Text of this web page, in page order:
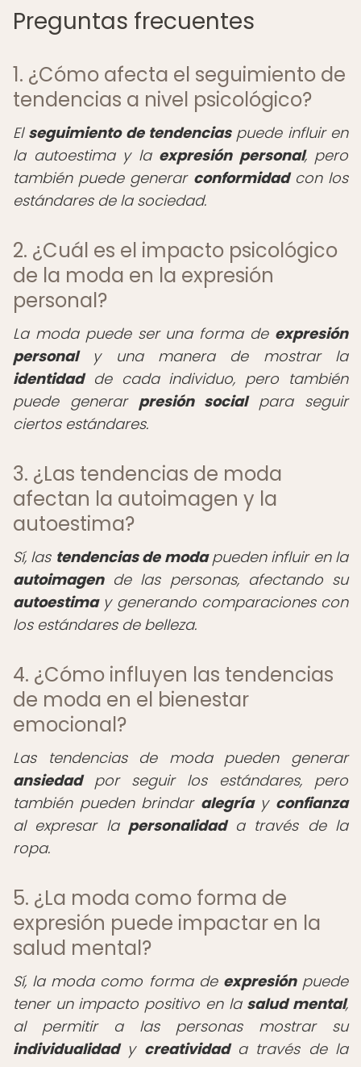
Preguntas frecuentes
1. ¿Cómo afecta el seguimiento de
tendencias a nivel psicológico?
El seguimiento de tendenciaspuede influir en
la autoestima y la expresión personal, pero
también puede generar conformidadcon los
estándares de la sociedad.
2. ¿Cuál es el impacto psicológico
de la moda en la expresión
personal?
La moda puede ser una forma de expresión
personaly una manera de mostrar la
identidadde cada individuo, pero también
puede generar presión socialpara seguir
ciertos estándares.
3. ¿Las tendencias de moda
afectan la autoimagen y la
autoestima?
Sí, las tendencias de modapueden influir en la
autoimagende las personas, afectando su
autoestimay generando comparaciones con
los estándares de belleza.
4. ¿Cómo influyen las tendencias
de moda en el bienestar
emocional?
Las tendencias de moda pueden generar
ansiedadpor seguir los estándares, pero
también pueden brindar alegríay confianza
al expresar la personalidada través de la
ropa.
5. ¿La moda como forma de
expresión puede impactar en la
salud mental?
Sí, la moda como forma de expresiónpuede
tener un impacto positivo en la salud mental,
al permitir a las personas mostrar su
individualidady creatividada través de la